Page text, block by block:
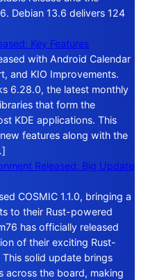
Debian 13.6 delivers 124
Key Features
with Android Calendar
and KIO Improvements.
6.28.0, the latest monthly
that form the
KDE applications. This
features along with the
Released: Big Update
COSMIC 1.1.0, bringing a
to their Rust-powered
has officially released
of their exciting Rust-
solid update brings
across the board, making